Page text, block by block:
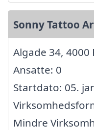
Sonny Tattoo
Algade 34, 4000
Ansatte: 0
Startdato: 05.
Mindre